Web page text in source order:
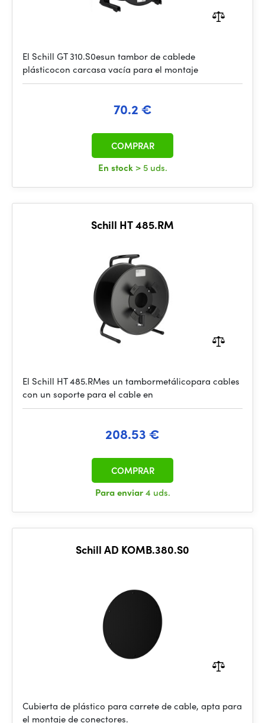
El Schill GT 310.S0esun tambor de cablede
plásticocon carcasa vacía para el montaje
70.2 €
En stock > 5 uds.
COMPRAR
Schill HT 485.RM
El Schill HT 485.RMes un tambormetálicopara cables
con un soporte para el cable en
208.53 €
Para enviar4 uds.
COMPRAR
Schill AD KOMB.380.S0
Cubierta de plástico para carrete de cable, apta para
el montaje de conectores.